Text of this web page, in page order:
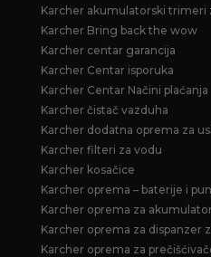
Karcher akumulatorski trimeri
Karcher Bring back the wow
Karcher centar garancija
Karcher Centar isporuka
Karcher Centar Načini plaćanja
Karcher čistač vazduha
Karcher dodatna oprema za
Karcher filteri za vodu
Karcher kosačice
Karcher oprema – baterije i
Karcher oprema za
Karcher oprema za dispanzer
Karcher oprema za